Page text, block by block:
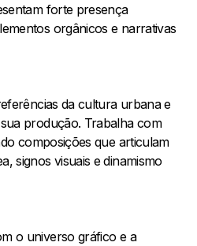
forte presença
orgânicos e narrativas
da cultura urbana e
produção. Trabalha com
composições que articulam
signos visuais e dinamismo
o universo gráfico e a